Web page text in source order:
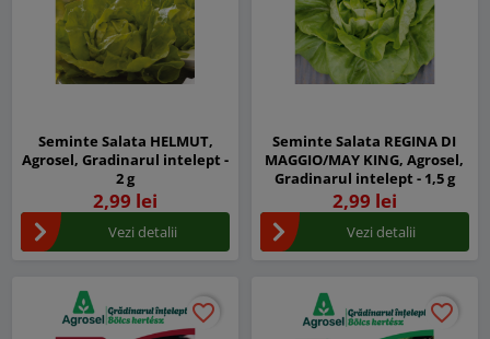
Seminte Salata HELMUT,
Agrosel, Gradinarul intelept -
2 g
2,99 lei
Vezi detalii
Seminte Salata REGINA DI
MAGGIO/MAY KING, Agrosel,
Gradinarul intelept - 1,5 g
2,99 lei
Vezi detalii
favorite_border
favorite_border favorite_border
favorite_border